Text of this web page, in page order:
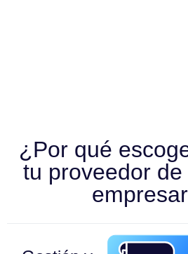
¿Por qué
tu proveedor